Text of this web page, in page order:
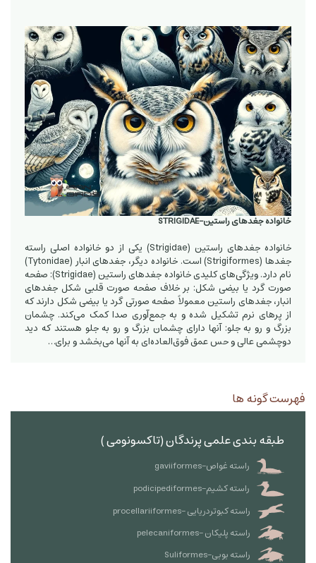
خانواده جغدهای راستین-STRIGIDAE
خانواده جغدهای راستین (Strigidae) یکی از دو خانواده اصلی راسته
جغدها (Strigiformes) است. خانواده دیگر، جغدهای انبار (Tytonidae)
نام دارد. ویژگی‌های کلیدی خانواده جغدهای راستین (Strigidae): صفحه
صورت گرد یا بیضی شکل: بر خلاف صفحه صورت قلبی شکل جغدهای
انبار، جغدهای راستین معمولاً صفحه صورتی گرد یا بیضی شکل دارند که
از پرهای نرم تشکیل شده و به جمع‌آوری صدا کمک می‌کند. چشمان
بزرگ و رو به جلو: آنها دارای چشمان بزرگ و رو به جلو هستند که دید
دوچشمی عالی و حس عمق فوق‌العاده‌ای به آنها می‌بخشد و برای…
فهرست گونه ها
طبقه بندی علمی پرندگان (تاکسونومی )
راسته غواص-gaviiformes
راسته کشیم-podicipediformes
راسته کبوتردریایی -procellariiformes
راسته پلیکان -pelecaniformes
راسته بوبی-Suliformes